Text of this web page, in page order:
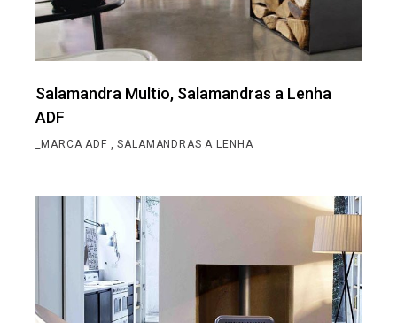
Salamandra Multio, Salamandras a Lenha
ADF
_MARCA ADF SALAMANDRAS A LENHA